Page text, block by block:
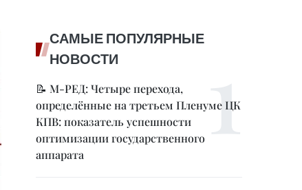
САМЫЕ ПОПУЛЯРНЫЕ
НОВОСТИ
📝 М-РЕД: Четыре перехода,
определённые на третьем Пленуме ЦК
КПВ: показатель успешности
оптимизации государственного
аппарата